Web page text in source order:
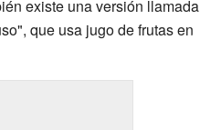
existe una versión llamada
que usa jugo de frutas en